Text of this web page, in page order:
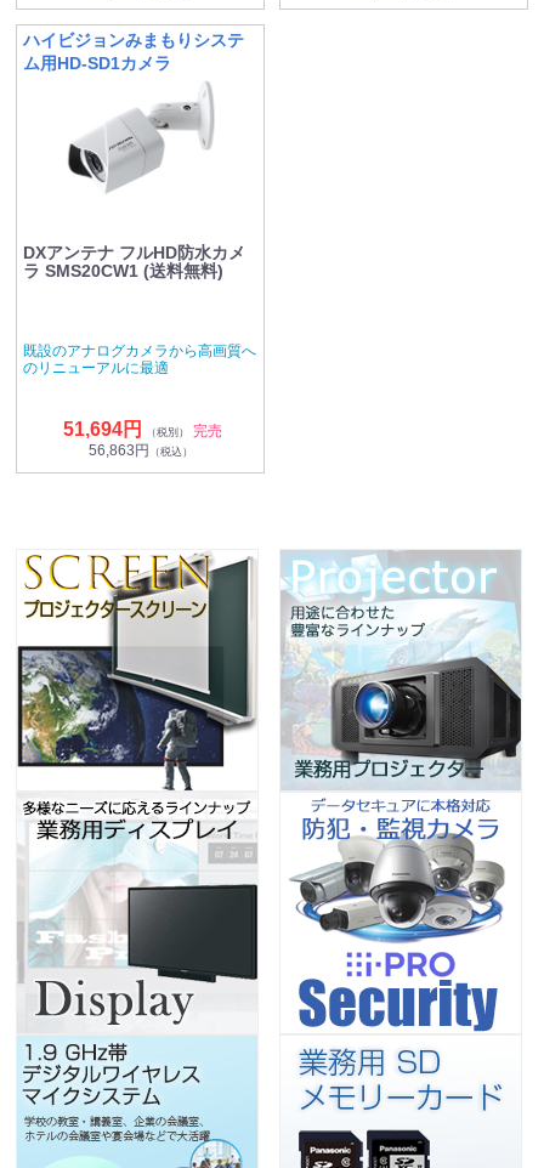
ハイビジョンみまもりシステ
ム用HD-SD1カメラ
DXアンテナ フルHD防水カメ
ラ SMS20CW1 (送料無料)
既設のアナログカメラから高画質へ
のリニューアルに最適
51,694円 （税別）
完売
56,863円
（税込）